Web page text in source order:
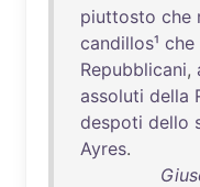
piuttosto che
candillos¹ che
Repubblicani,
assoluti della
despoti dello
Ayres.